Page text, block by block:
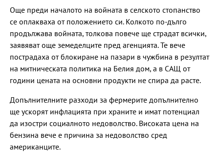
Още преди началото на войната в селското стопанство
се оплакваха от положението си. Колкото по-дълго
продължава войната, толкова повече ще страдат всички,
заявяват още земеделците пред агенцията. Те вече
пострадаха от блокиране на пазари в чужбина в резултат
на митническата политика на Белия дом, а в САЩ от
години цената на основни продукти не спира да расте.
Допълнителните разходи за фермерите допълнително
ще ускорят инфлацията при храните и имат потенциал
да изостри социалното недоволство. Високата цена на
бензина вече е причина за недоволство сред
американците.